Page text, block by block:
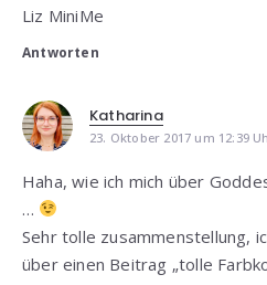
Liz MiniMe
Antworten
Katharina
23. Oktober 2017 um 12:39
Haha, wie ich mich über
…
Sehr tolle zusammenstellung,
über einen Beitrag „tolle